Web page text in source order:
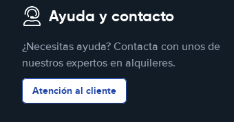
Ayuda y contacto
¿Necesitas ayuda? Contacta con unos de
nuestros expertos en alquileres.
Atención al cliente